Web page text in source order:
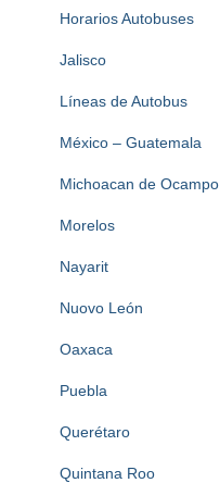
Horarios Autobuses
Jalisco
Líneas de Autobus
México – Guatemala
Michoacan de Ocampo
Morelos
Nayarit
Nuovo León
Oaxaca
Puebla
Querétaro
Quintana Roo